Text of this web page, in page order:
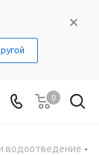
0
водоотведение